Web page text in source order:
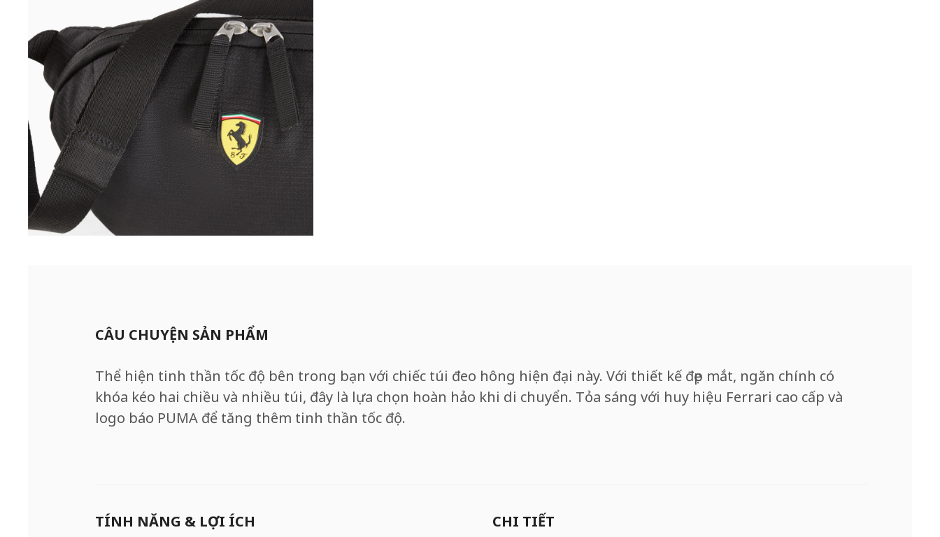
CÂU CHUYỆN SẢN PHẨM
Thể hiện tinh thần tốc độ bên trong bạn với chiếc túi đeo hông hiện đại này. Với thiết kế đẹp mắt, ngăn chính có
khóa kéo hai chiều và nhiều túi, đây là lựa chọn hoàn hảo khi di chuyển. Tỏa sáng với huy hiệu Ferrari cao cấp và
logo báo PUMA để tăng thêm tinh thần tốc độ.
TÍNH NĂNG & LỢI ÍCH CHI TIẾT